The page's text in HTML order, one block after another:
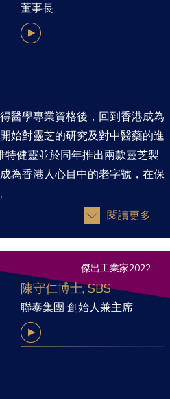
董事長
醫學專業資格後，回到香港成為
始對靈芝的研究及對中醫藥的進
健靈並於同年推出兩款靈芝製
為香港人心目中的老字號，在保
閱讀更多
傑出工業家2022
陳守仁博士, SBS
聯泰集團 創始人兼主席